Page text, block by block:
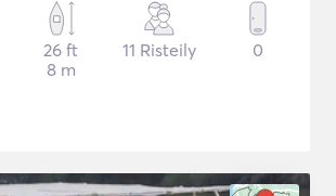
26 ft
8 m
11 Risteily 0